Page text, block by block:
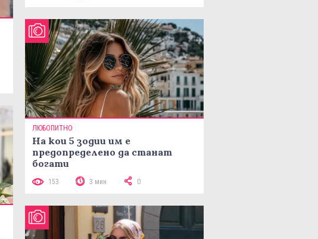
ЛЮБОПИТНО
На кои 5 зодии им е
предопределено да станат
богати
153 3 мин 0